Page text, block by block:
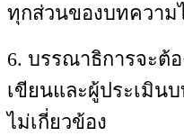
ทุกส่วนของบทความ
6. บรรณาธิการจะต้
เขียนและผู้ประเมิน
ไม่เกี่ยวข้อง